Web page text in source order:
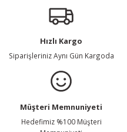
Hızlı Kargo
Siparişleriniz Aynı Gün Kargoda
Müşteri Memnuniyeti
Hedefimiz %100 Müşteri